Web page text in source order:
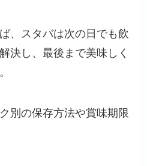
、スタバは次の日でも飲
決し、最後まで美味しく
別の保存方法や賞味期限